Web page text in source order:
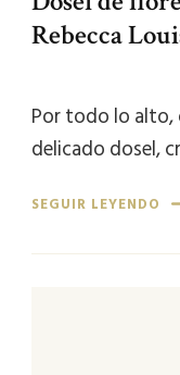
Rebecca
Por todo lo alto,
delicado dosel,
SEGUIR LEYENDO